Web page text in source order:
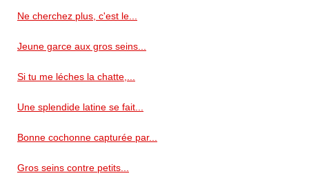
Ne cherchez plus, c'est le...
Jeune garce aux gros seins...
Si tu me léches la chatte,...
Une splendide latine se fait...
Bonne cochonne capturée par...
Gros seins contre petits...